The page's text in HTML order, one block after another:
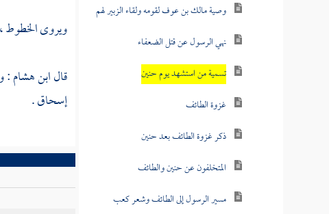
وصية مالك بن عوف لقومه ولقاء الزبير لهم
نهي الرسول عن قتل الضعفاء
تسمية من استشهد يوم حنين
غزوة الطائف
ذكر غزوة الطائف بعد حنين
المتخلفون عن حنين والطائف
مسير الرسول إلى الطائف وشعر كعب
ويروى الخطوط
قالابن هشام:
إسحاق.